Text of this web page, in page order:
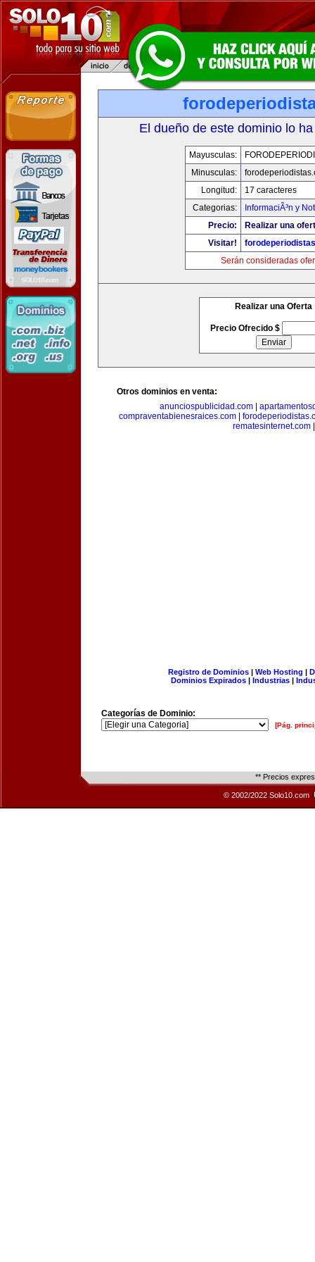
El dueño de este dominio lo
Mayusculas:
Minusculas:
Longitud:
17 caracteres
Categorias:
InformaciÃ³n y
Precio:
Realizar una
Visitar!
Serán consideradas
Realizar una Oferta
Precio Ofrecido $
Otros dominios en venta:
anunciospublicidad.com|
compraventabienesraices.com
rematesinternet.com|
Registro de Dominios| Web Hosting |
Dominios Expirados | Industrias |
Categorías de Dominio:
[Pág.
** Precios
© 2002/2022 Solo10.com